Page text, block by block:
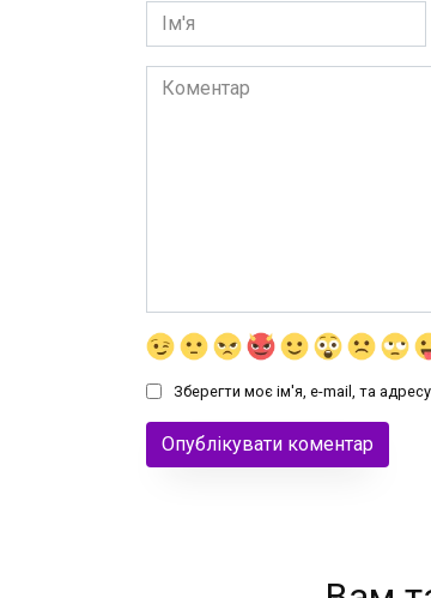
Ім'я
*
Коментар
Зберегти моє ім'я, e-mail, та